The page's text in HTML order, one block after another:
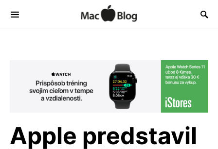
Apple predstavil